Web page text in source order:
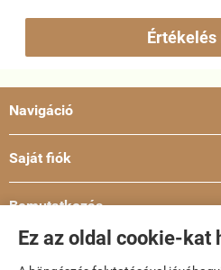
Ez az oldal cookie-kat
Értékelés
Navigáció
Saját fiók
Bemutatkozás